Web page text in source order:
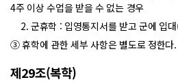
4주 이상 수업을 받을 수 없는 경우
2. 군휴학 : 입영통지서를 받고 군에 입
③ 휴학에 관한 세부 사항은 별도로 정한다.
제29조(복학)